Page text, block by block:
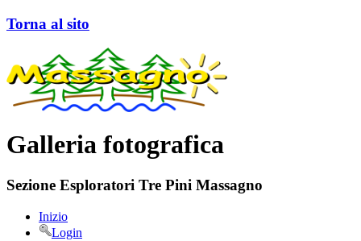
Torna al sito
Galleria fotografica
Sezione Esploratori Tre Pini Massagno
Inizio
Login